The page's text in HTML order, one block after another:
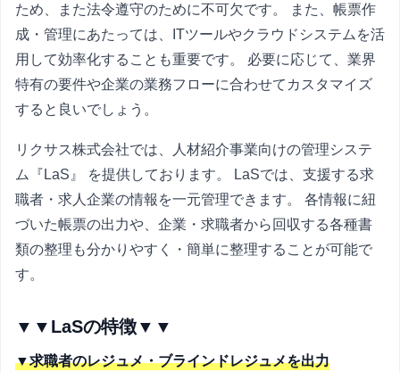
ため、また法令遵守のために不可欠です。 また、帳票作
成・管理にあたっては、ITツールやクラウドシステムを活
用して効率化することも重要です。 必要に応じて、業界
特有の要件や企業の業務フローに合わせてカスタマイズ
すると良いでしょう。
リクサス株式会社では、人材紹介事業向けの管理システ
ム『LaS』 を提供しております。 LaSでは、支援する求
職者・求人企業の情報を一元管理できます。 各情報に紐
づいた帳票の出力や、企業・求職者から回収する各種書
類の整理も分かりやすく・簡単に整理することが可能で
す。
▼▼LaSの特徴▼▼
▼求職者のレジュメ・ブラインドレジュメを出力